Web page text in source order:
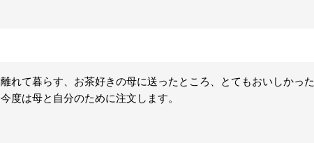
離れて暮らす、お茶好きの母に送ったところ、とてもおいしかっ